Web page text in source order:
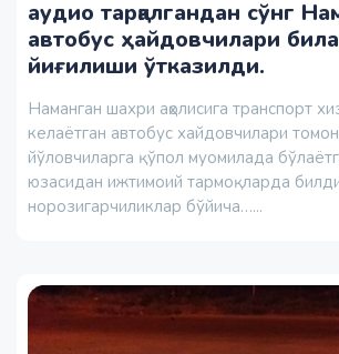
аудио тарқалгандан сўнг
автобус ҳайдовчилари
йиғилиши ўтказилди.
Наманган шахри аҳолисига транспорт
келаётган автобус хайдовчилари
йўловчиларга қўпол муомилада
юзасидан ижтимоий тармоқларда
норозигарчиликлар бўйича…...